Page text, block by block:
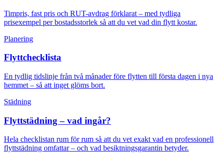
Timpris, fast pris och RUT-avdrag förklarat – med tydliga
prisexempel per bostadsstorlek så att du vet vad din flytt kostar.
Planering
Flyttchecklista
En tydlig tidslinje från två månader före flytten till första dagen i nya
hemmet – så att inget glöms bort.
Städning
Flyttstädning – vad ingår?
Hela checklistan rum för rum så att du vet exakt vad en professionell
flyttstädning omfattar – och vad besiktningsgarantin betyder.